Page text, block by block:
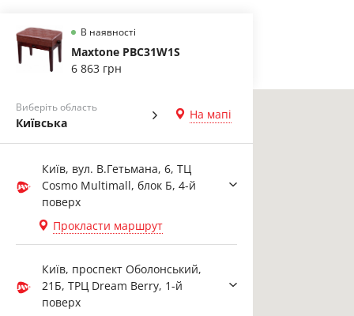
В наявності
Maxtone PBC31W1S
6 863 грн
Виберіть область
Київська
На мапі
Київ, вул. В.Гетьмана, 6, ТЦ
Cosmo Multimall, блок Б, 4-й
поверх
Прокласти маршрут
Київ, проспект Оболонський,
21Б, ТРЦ Dream Berry, 1-й
поверх